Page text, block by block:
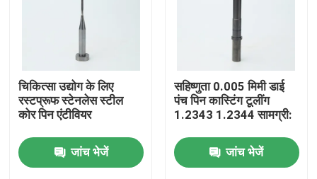
घर
चिकित्सा उद्योग के लिए
रस्टप्रूफ स्टेनलेस स्टील
कोर पिन एंटीवियर
जांच भेजें
सहिष्णुता 0.005 मिमी डाई
पंच पिन कास्टिंग टूलींग
1.2343 1.2344 सामग्री:
जांच भेजें